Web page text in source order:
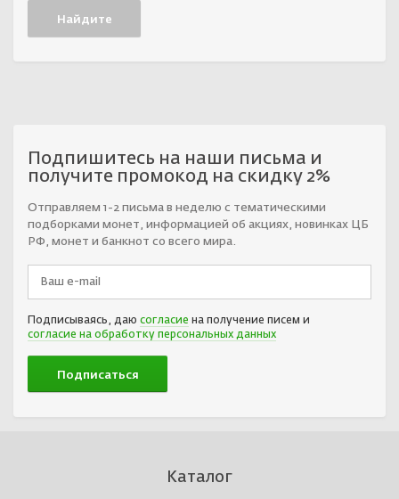
Подпишитесь на наши письма и
получите промокод на скидку 2%
Отправляем 1-2 письма в неделю с тематическими
подборками монет, информацией об акциях, новинках ЦБ
РФ, монет и банкнот со всего мира.
Подписываясь, даю согласие на получение писем и
согласие на обработку персональных данных
Каталог